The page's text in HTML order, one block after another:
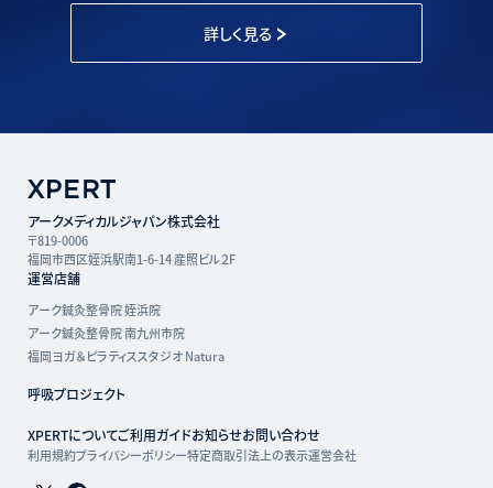
詳しく見る
アークメディカルジャパン株式会社
〒819-0006
福岡市西区姪浜駅南1-6-14 産照ビル２F
運営店舗
アーク鍼灸整骨院 姪浜院
アーク鍼灸整骨院 南九州市院
福岡ヨガ＆ピラティススタジオ Natura
呼吸プロジェクト
XPERTについてご利用ガイドお知らせお問い合わせ
利用規約プライバシーポリシー特定商取引法上の表示運営会社